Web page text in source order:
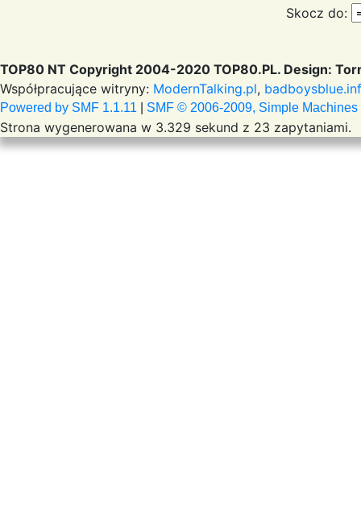
Skocz do:
TOP80 NT Copyright 2004-2020 TOP80.PL. Design:
Współpracujące witryny: ModernTalking.pl,
Powered by SMF 1.1.11 SMF © 2006-2009, Simple Machines
Strona wygenerowana w 3.329 sekund z 23 zapytaniami.